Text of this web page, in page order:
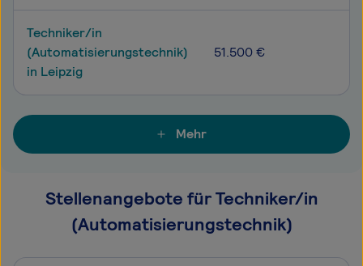
Techniker/in
(Automatisierungstechnik)
in Leipzig
51.500 €
Mehr
Stellenangebote für Techniker/in
(Automatisierungstechnik)